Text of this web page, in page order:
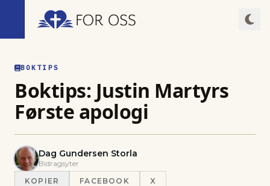
BOKTIPS
Boktips: Justin Martyrs
Første apologi
Dag Gundersen Storla
Bidragsyter
KOPIER
FACEBOOK X